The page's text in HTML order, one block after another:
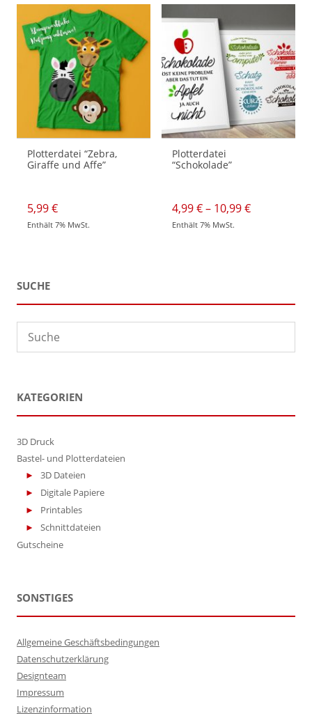
mehrere
Varianten
auf.
Die
Optionen
können
Produktseite
gewählt
werden
Plotterdatei “Zebra,
Giraffe und Affe”
5,99€
Enthält 7% MwSt.
Plotterdatei
“Schokolade”
4,99€– 10,99€
Enthält 7% MwSt.
Dieses
auf
gewählt
SUCHE
KATEGORIEN
3D Druck
Bastel- und Plotterdateien
3D Dateien
Digitale Papiere
Printables
Schnittdateien
Gutscheine
SONSTIGES
Allgemeine Geschäftsbedingungen
Datenschutzerklärung
Designteam
Impressum
Lizenzinformation